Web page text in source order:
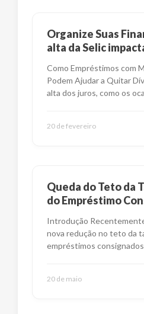
Organize Suas
alta da Selic
Como Empréstimos com
Podem Ajudar a Quitar
alta dos juros, como os
20 de fevereiro
Queda do Teto da
do Empréstimo
Introdução
nova redução no teto da
empréstimos consignados
20 de maio